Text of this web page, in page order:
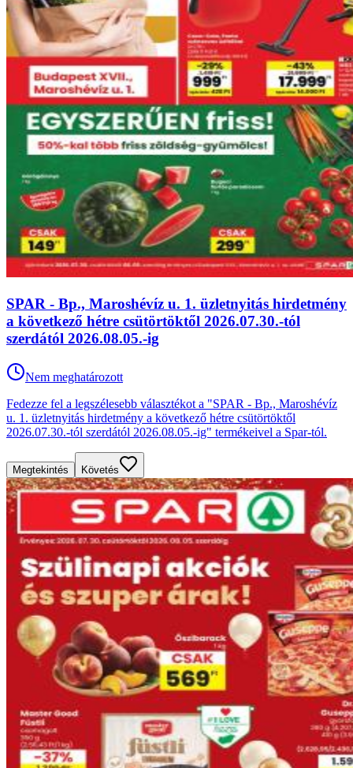
SPAR - Bp., Maroshévíz u. 1. üzletnyitás hirdetmény
a következő hétre csütörtöktől 2026.07.30.-tól
szerdától 2026.08.05.-ig
Nem meghatározott
Fedezze fel a legszélesebb választékot a "SPAR - Bp., Maroshévíz
u. 1. üzletnyitás hirdetmény a következő hétre csütörtöktől
2026.07.30.-tól szerdától 2026.08.05.-ig" termékeivel a Spar-tól.
Megtekintés Követés